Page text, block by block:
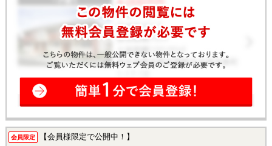
会員限定 【会員様限定で公開中！】